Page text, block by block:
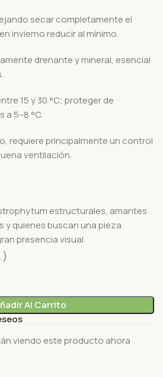
secar completamente el
invierno reducir al mínimo.
drenante y mineral, esencial
15 y 30 °C; proteger de
5–8 °C.
requiere principalmente un control
ventilación.
estructurales, amantes
quienes buscan una pieza
presencia visual.
Al Carrito
viendo este producto ahora